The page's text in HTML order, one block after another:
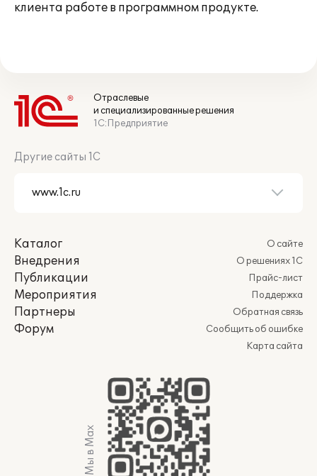
клиента работе в программном продукте.
Отраслевые
и специализированные решения
1С:Предприятие
Другие сайты 1С
Каталог
Внедрения
Публикации
Мероприятия
Партнеры
Форум
О сайте
О решениях 1С
Прайс-лист
Поддержка
Обратная связь
Сообщить об ошибке
Карта сайта
Мы в Max